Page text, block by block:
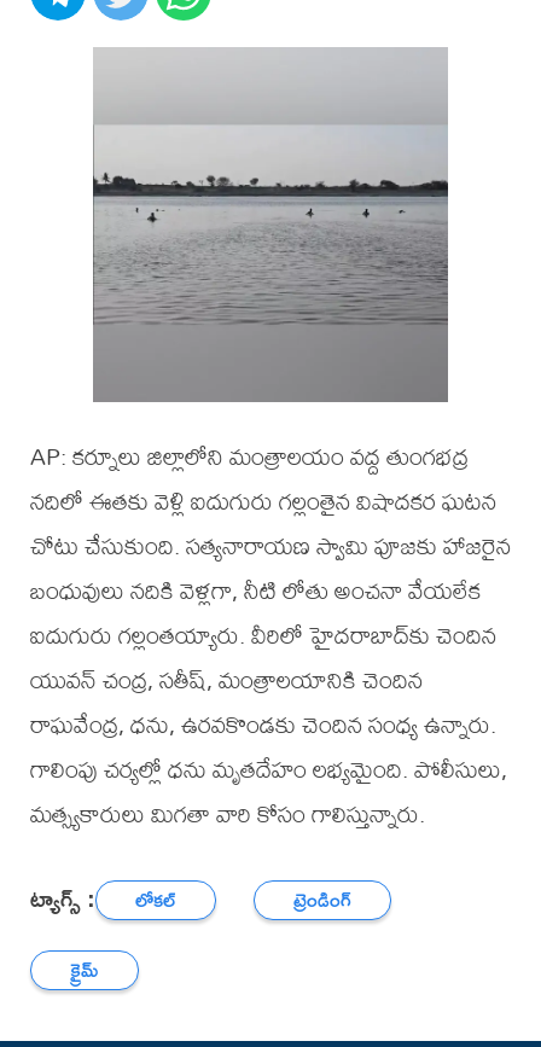
AP: కర్నూలు జిల్లాలోని మంత్రాలయం వద్ద తుంగభద్ర
నదిలో ఈతకు వెళ్లి ఐదుగురు గల్లంతైన విషాదకర ఘటన
చోటు చేసుకుంది. సత్యనారాయణ స్వామి పూజకు హాజరైన
బంధువులు నదికి వెళ్లగా, నీటి లోతు అంచనా వేయలేక
ఐదుగురు గల్లంతయ్యారు. వీరిలో హైదరాబాద్‌కు చెందిన
యువన్‌ చంద్ర, సతీష్‌, మంత్రాలయానికి చెందిన
రాఘవేంద్ర, ధను, ఉరవకొండకు చెందిన సంధ్య ఉన్నారు.
గాలింపు చర్యల్లో ధను మృతదేహం లభ్యమైంది. పోలీసులు,
మత్స్యకారులు మిగతా వారి కోసం గాలిస్తున్నారు.
ట్యాగ్స్ : లోకల్
ట్రెండింగ్
క్రైమ్